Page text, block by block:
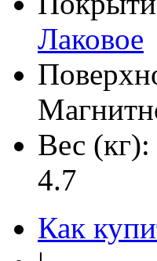
Лаковое
Вес (кг):
4.7
Как